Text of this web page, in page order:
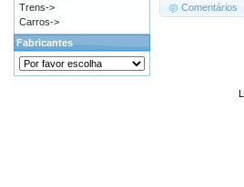
Comentários
Trens->
Carros->
Fabricantes